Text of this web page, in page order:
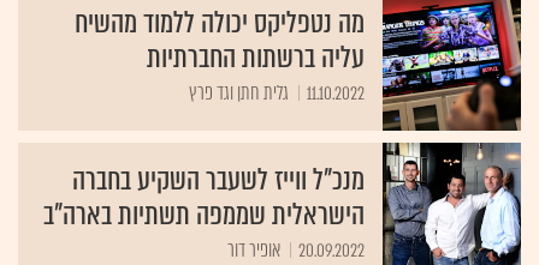
מה נטפליקס יכולה ללמוד מהשיח
עליה ברשתות החברתיות
11.10.2022 גלית חתן וגד פרץ
מנכ"ל ווייז לשעבר השקיע בחברה
הישראלית שממפה תשתיות בארה"ב
20.09.2022 אופיר דור